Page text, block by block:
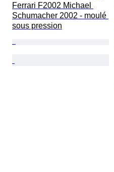
Ferrari F2002 Michael
Schumacher 2002 - moulé
sous pression